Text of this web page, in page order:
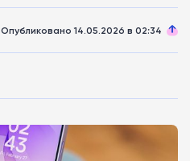
Опубликовано 14.05.2026 в 02:34